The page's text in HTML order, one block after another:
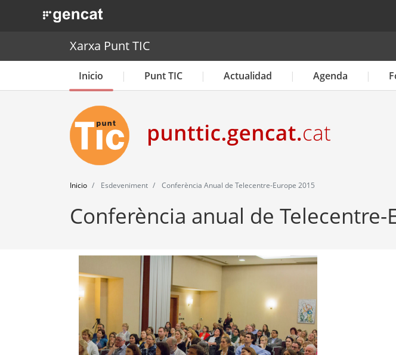
. Obre en una nova finestra.
Xarxa Punt TIC
Inicio Punt TIC Actualidad Agenda
Inicio Esdeveniment Conferència Anual de Telecentre-Europe 2015
Conferència anual de Telecentre-